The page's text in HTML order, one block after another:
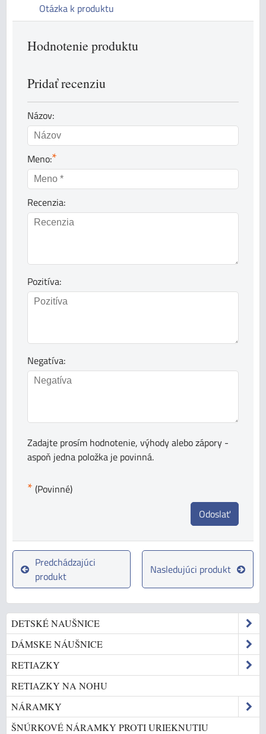
Otázka k produktu
Hodnotenie produktu
Pridať recenziu
Názov:
Meno:*
Recenzia:
Pozitíva:
Negatíva:
Zadajte prosím hodnotenie, výhody alebo zápory -
aspoň jedna položka je povinná.
* (Povinné)
Odoslať
Predchádzajúci
produkt
Nasledujúci produkt
DETSKÉ NAUŠNICE
DÁMSKE NÁUŠNICE
RETIAZKY
RETIAZKY NA NOHU
NÁRAMKY
ŠNÚRKOVÉ NÁRAMKY PROTI URIEKNUTIU